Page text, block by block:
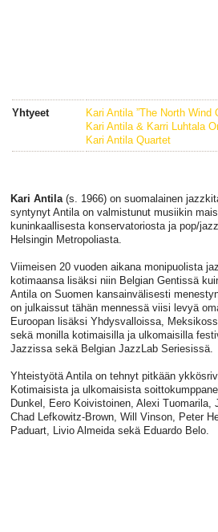
Yhtyeet
Kari Antila ”The North Wind
Kari Antila & Karri Luhtala
Kari Antila Quartet
Kari Antila(s. 1966) on suomalainen
syntynyt Antila on valmistunut musiikin
kuninkaallisesta konservatoriosta ja pop/
Helsingin Metropoliasta.
Viimeisen 20 vuoden aikana monipuolista
kotimaansa lisäksi niin Belgian Gentissä
Antila on Suomen kansainvälisesti
on julkaissut tähän mennessä viisi levyä
Euroopan lisäksi Yhdysvalloissa,
sekä monilla kotimaisilla ja ulkomaisilla
Jazzissa sekä Belgian JazzLab Seriesissä.
Yhteistyötä Antila on tehnyt pitkään
Kotimaisista ja ulkomaisista
Dunkel, Eero Koivistoinen, Alexi Tuomarila,
Chad Lefkowitz-Brown, Will Vinson, Peter
Paduart, Livio Almeida sekä Eduardo Belo.